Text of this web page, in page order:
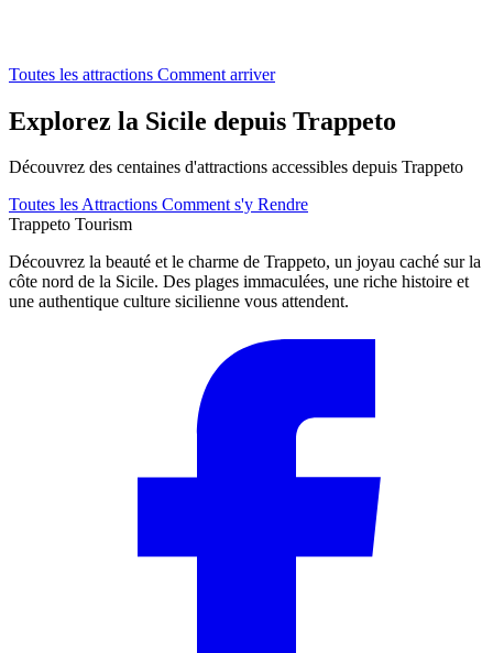
Toutes les attractions Comment arriver
Explorez la Sicile depuis Trappeto
Découvrez des centaines d'attractions accessibles depuis Trappeto
Toutes les Attractions Comment s'y Rendre
Trappeto Tourism
Découvrez la beauté et le charme de Trappeto, un joyau caché sur la
côte nord de la Sicile. Des plages immaculées, une riche histoire et
une authentique culture sicilienne vous attendent.